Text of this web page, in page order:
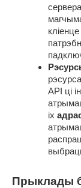
API ці
іх
Прыклады